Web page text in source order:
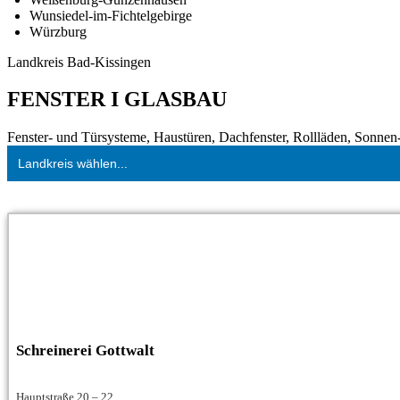
Wunsiedel-im-Fichtelgebirge
Würzburg
Landkreis Bad-Kissingen
FENSTER I GLASBAU
Fenster- und Türsysteme, Haustüren, Dachfenster, Rollläden,
Landkreis wählen...
Schreinerei Gottwalt
Hauptstraße 20 – 22